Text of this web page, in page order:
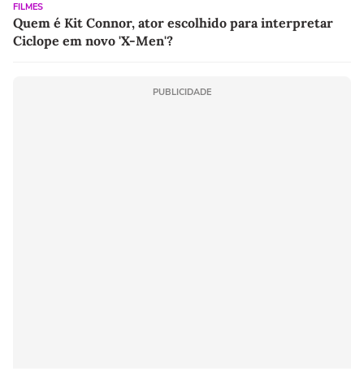
FILMES
Quem é Kit Connor, ator escolhido para interpretar
Ciclope em novo 'X-Men'?
PUBLICIDADE